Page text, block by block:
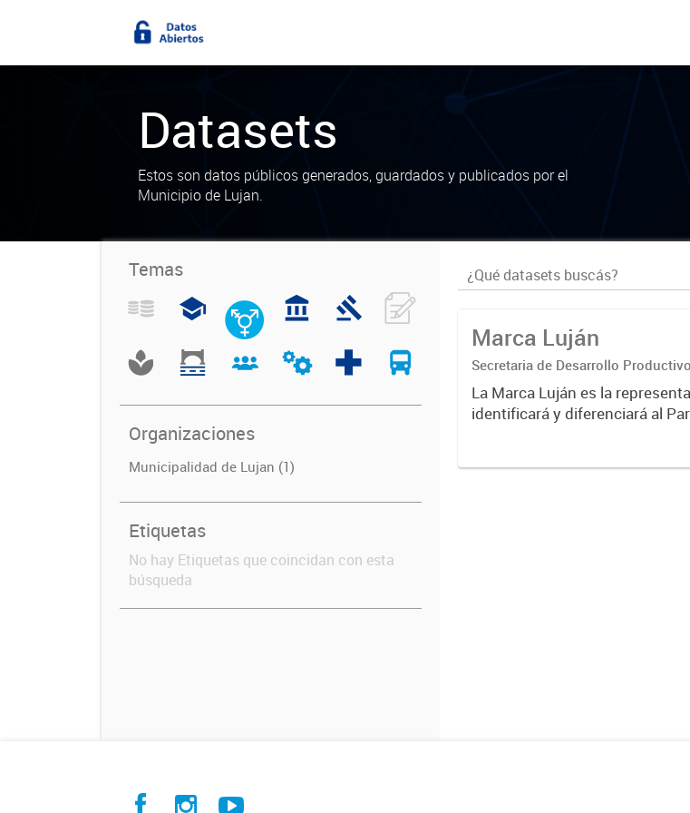
Datasets
Estos son datos públicos generados, guardados y publicados por el
Municipio de Lujan.
Temas
Organizaciones
Municipalidad de Lujan (1)
Etiquetas
No hay Etiquetas que coincidan con esta
búsqueda
Marca Luján
Secretaria de Desarrollo Productivo
La Marca Luján es la
identificará y diferenciará al